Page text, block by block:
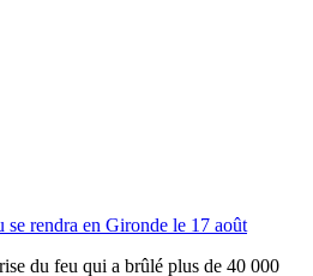
se rendra en Gironde le 17 août
du feu qui a brûlé plus de 40 000